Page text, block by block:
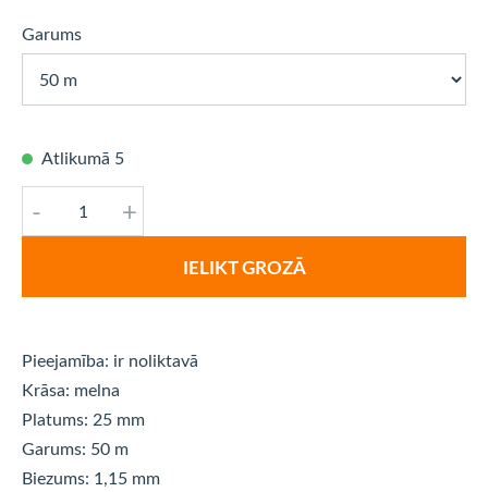
Garums
Atlikumā 5
- +
IELIKT GROZĀ
Pieejamība: ir noliktavā
Krāsa: melna
Platums: 25 mm
Garums: 50 m
Biezums: 1,15 mm